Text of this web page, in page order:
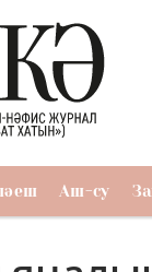
Аш-су